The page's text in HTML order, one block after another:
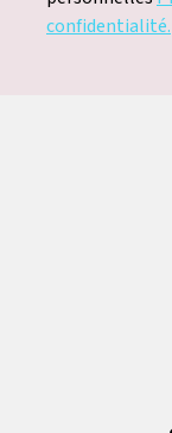
confidentialité.